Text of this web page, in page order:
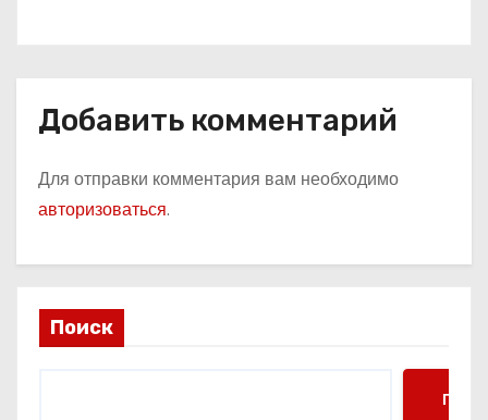
Добавить комментарий
Для отправки комментария вам необходимо
авторизоваться.
Поиск
Поиск